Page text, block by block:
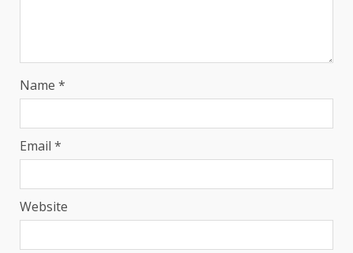
Name *
Email *
Website